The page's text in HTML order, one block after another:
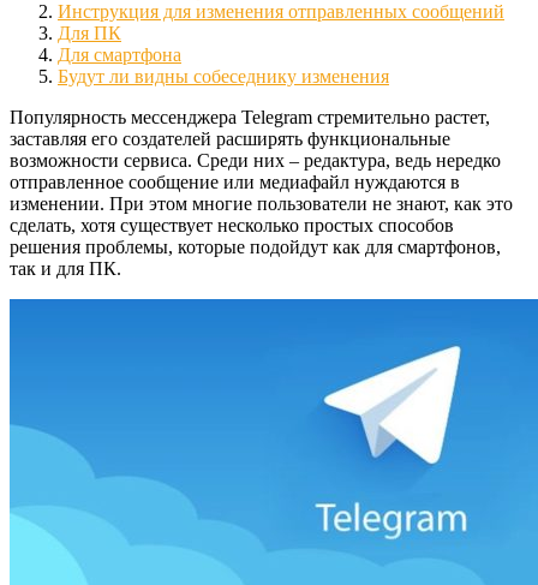
Инструкция для изменения отправленных сообщений
Для ПК
Для смартфона
Будут ли видны собеседнику изменения
Популярность мессенджера Telegram стремительно растет,
заставляя его создателей расширять функциональные
возможности сервиса. Среди них – редактура, ведь нередко
отправленное сообщение или медиафайл нуждаются в
изменении. При этом многие пользователи не знают, как это
сделать, хотя существует несколько простых способов
решения проблемы, которые подойдут как для смартфонов,
так и для ПК.